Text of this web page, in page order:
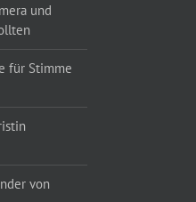
und
für Stimme
von